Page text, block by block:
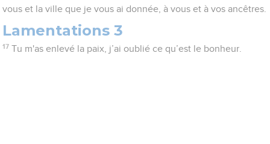
vous et la ville que je vous ai donnée, à vous et à vos ancêtres.
Lamentations 3
17 Tu m'as enlevé la paix, j’ai oublié ce qu’est le bonheur.